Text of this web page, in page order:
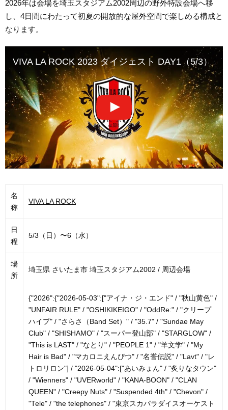
2026年は会場を埼玉スタジアム2002周辺の野外特設会場へ移
し、4日間にわたって初夏の開放的な屋外空間で楽しめる構成と
なります。
VIVA LA ROCK 2023 ダイジェスト DAY1（5/3）
名
称
VIVA LA ROCK
日
程
5/3（日）〜6（水）
場
所
埼玉県 さいたま市 埼玉スタジアム2002 / 周辺会場
{"2026":{"2026-05-03":["アイナ・ジ・エンド" / "秋山黄色" /
"UNFAIR RULE" / "OSHIKIKEIGO" / "OddRe:" / "クリープ
ハイプ" / "さらさ（Band Set）" / "35.7" / "Sundae May
Club" / "SHISHAMO" / "スーパー登山部" / "STARGLOW" /
"This is LAST" / "なとり" / "PEOPLE 1" / "羊文学" / "My
Hair is Bad" / "マカロニえんぴつ" / "名誉伝説" / "Lavt" / "レ
トロリロン"] / "2026-05-04":["あいみょん" / "炙りなタウン"
/ "Wienners" / "UVERworld" / "KANA-BOON" / "CLAN
QUEEN" / "Creepy Nuts" / "Suspended 4th" / "Chevon" /
"Tele" / "the telephones" / "東京スカパラダイスオーケスト